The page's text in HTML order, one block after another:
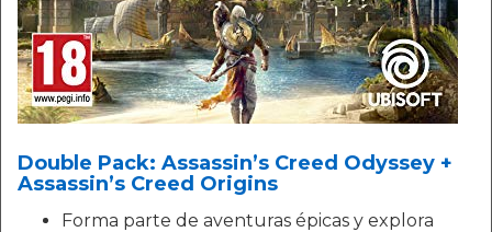
Double Pack: Assassin’s Creed Odyssey +
Assassin’s Creed Origins
Forma parte de aventuras épicas y explora